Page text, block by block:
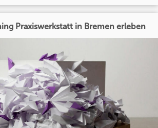
Praxiswerkstatt in Bremen erleben